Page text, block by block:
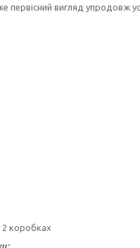
первісний вигляд упродовж
2 коробках